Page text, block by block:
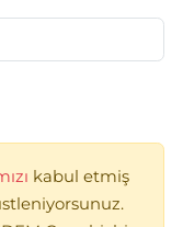
kabul etmiş